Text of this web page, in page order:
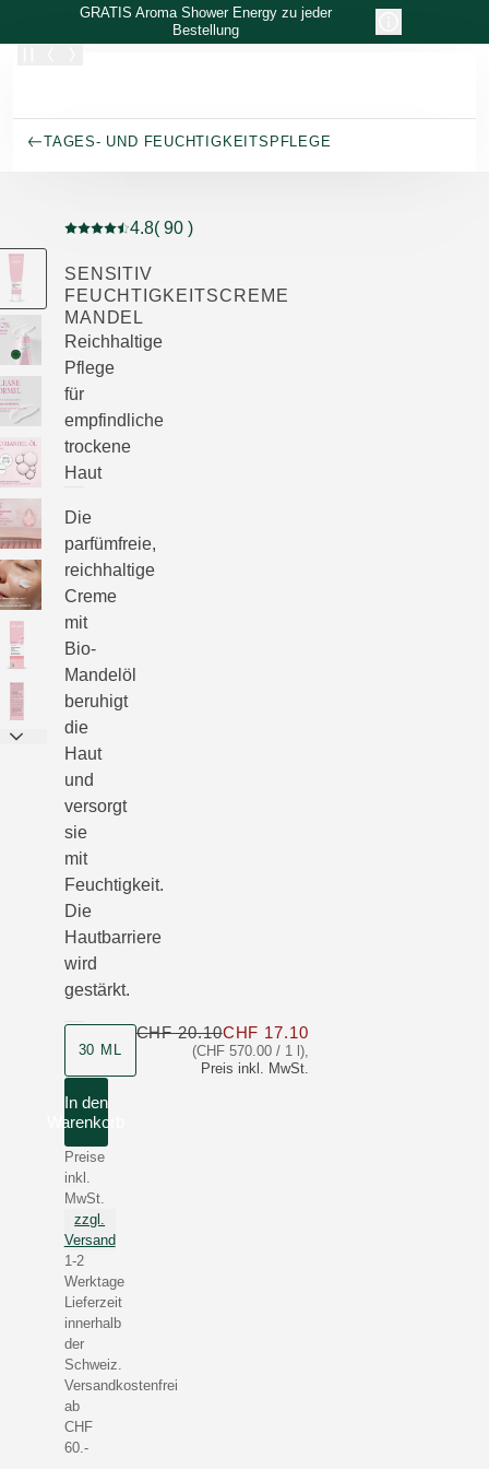
Zum Hauptinhalt wechseln
GRATIS Aroma Shower Energy zu jeder
Bestellung
TAGES- UND FEUCHTIGKEITSPFLEGE
Aktuelle Bewertung: 4.8 von 5 Sternen bewertet von
4.8( 90 )
SENSITIV
FEUCHTIGKEITSCREME
MANDEL
Reichhaltige
Pflege
für
empfindliche
trockene
Haut
Die
parfümfreie,
reichhaltige
Creme
mit
Bio-
Mandelöl
beruhigt
die
Haut
und
versorgt
sie
mit
Feuchtigkeit.
Die
Hautbarriere
wird
gestärkt.
Produktgrösse
30 ML (CHF 570.00 / 1 l),
Preis inkl. MwSt.
CHF 20.10CHF 17.10Nur CHF 17.10 statt
In den
Warenkorb
Preise
inkl.
MwSt.
zzgl.
Versand
1-2
Werktage
Lieferzeit
innerhalb
der
Schweiz.
Versandkostenfrei
ab
CHF
60.-